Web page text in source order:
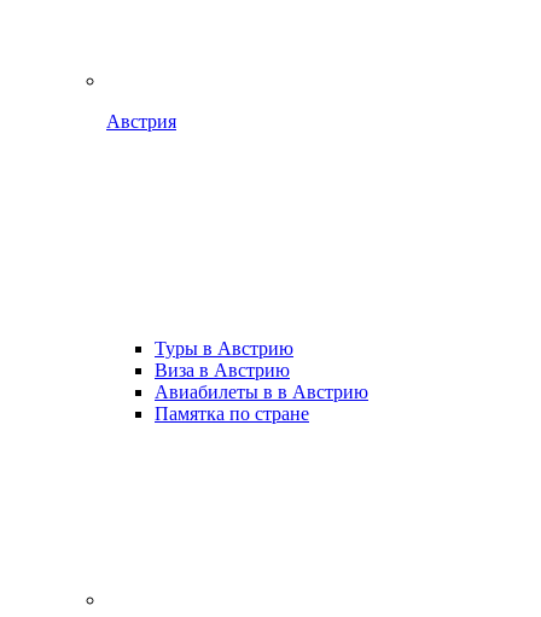
Австрия
Туры в Австрию
Виза в Австрию
Авиабилеты в в Австрию
Памятка по стране